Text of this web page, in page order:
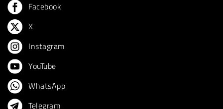
Facebook
X
Instagram
YouTube
WhatsApp
Telegram